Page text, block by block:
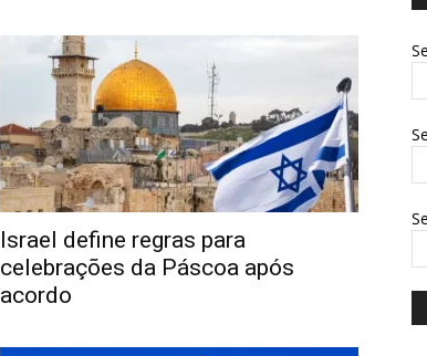
Israel define regras para
celebrações da Páscoa após
acordo